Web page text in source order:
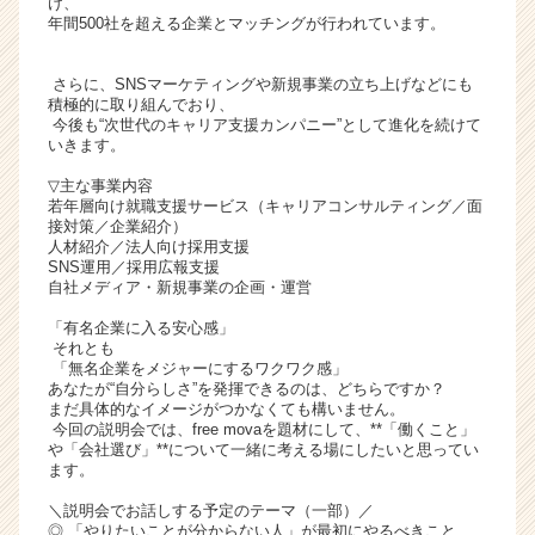
ト
キ
ャ
（C
e
e
r
C
r
e
e
r）
年間500社を超える企業とマッチングが行われています。
さらに、SNSマーケティングや新規事業の立ち上げなどにも
積極的に取り組んでおり、
今後も“次世代のキャリア支援カンパニー”として進化を続けて
いきます。
▽主な事業内容
若年層向け就職支援サービス（キャリアコンサルティング／面
接対策／企業紹介）
人材紹介／法人向け採用支援
SNS運用／採用広報支援
自社メディア・新規事業の企画・運営
「有名企業に入る安心感」
それとも
「無名企業をメジャーにするワクワク感」
あなたが“自分らしさ”を発揮できるのは、どちらですか？
まだ具体的なイメージがつかなくても構いません。
今回の説明会では、free movaを題材にして、**「働くこと」
や「会社選び」**について一緒に考える場にしたいと思ってい
ます。
＼説明会でお話しする予定のテーマ（一部）／
◎ 「やりたいことが分からない人」が最初にやるべきこと